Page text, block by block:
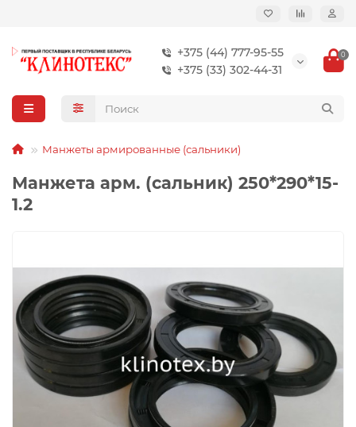
+375 (44) 777-95-55
+375 (33) 302-44-31
0
Манжеты армированные (сальники)
Манжета арм. (сальник) 250*290*15-
1.2